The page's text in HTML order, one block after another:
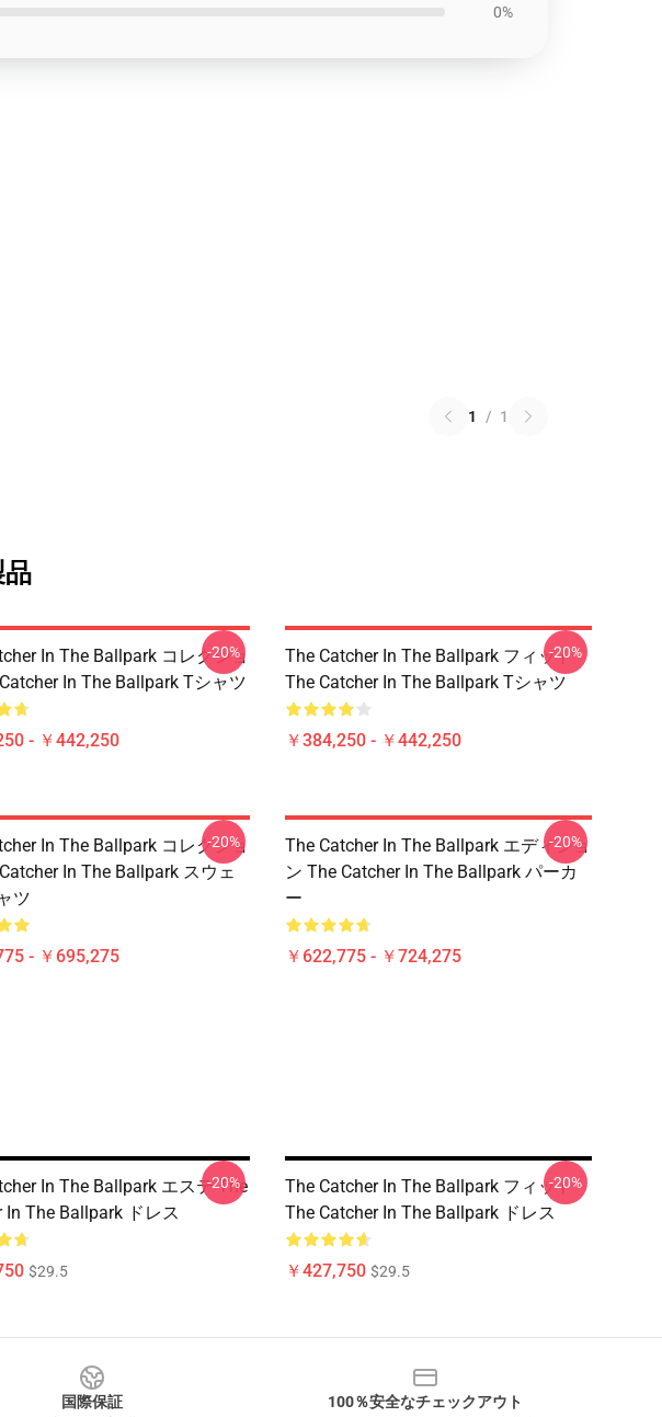
0%
1 / 1
In The Ballpark コレクショ
In The Ballpark Tシャツ
- ￥442,250
-20%
The Catcher In The Ballpark フィット
The Catcher In The Ballpark Tシャツ
￥384,250 - ￥442,250
-20%
In The Ballpark コレクショ
In The Ballpark スウェ
ツ
- ￥695,275
-20%
The Catcher In The Ballpark エディショ
ン The Catcher In The Ballpark パーカ
ー
￥622,775 - ￥724,275
-20%
In The Ballpark エステ The
In The Ballpark ドレス
$29.5
-20%
The Catcher In The Ballpark フィット
The Catcher In The Ballpark ドレス
￥427,750 $29.5
-20%
国際保証
100％安全なチェックアウト